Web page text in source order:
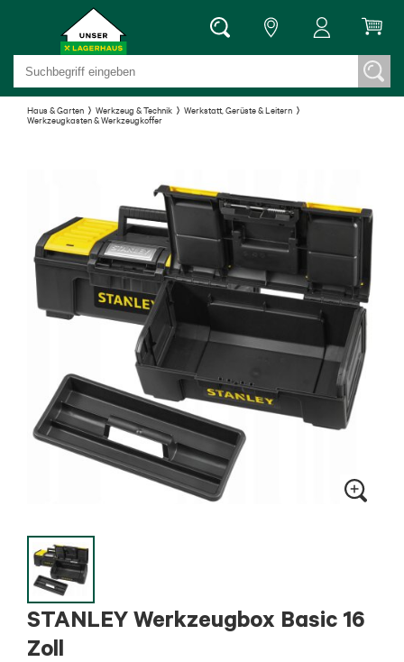
Haus & Garten Werkzeug & Technik
Werkstatt, Gerüste & Leitern
Werkzeugkasten & Werkzeugkoffer
STANLEY Werkzeugbox Basic 16
Zoll